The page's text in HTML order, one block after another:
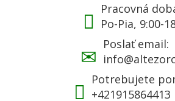
Pracovná
Po-Pia, 9:00-
Poslať email:
Potrebujete
+421915864413